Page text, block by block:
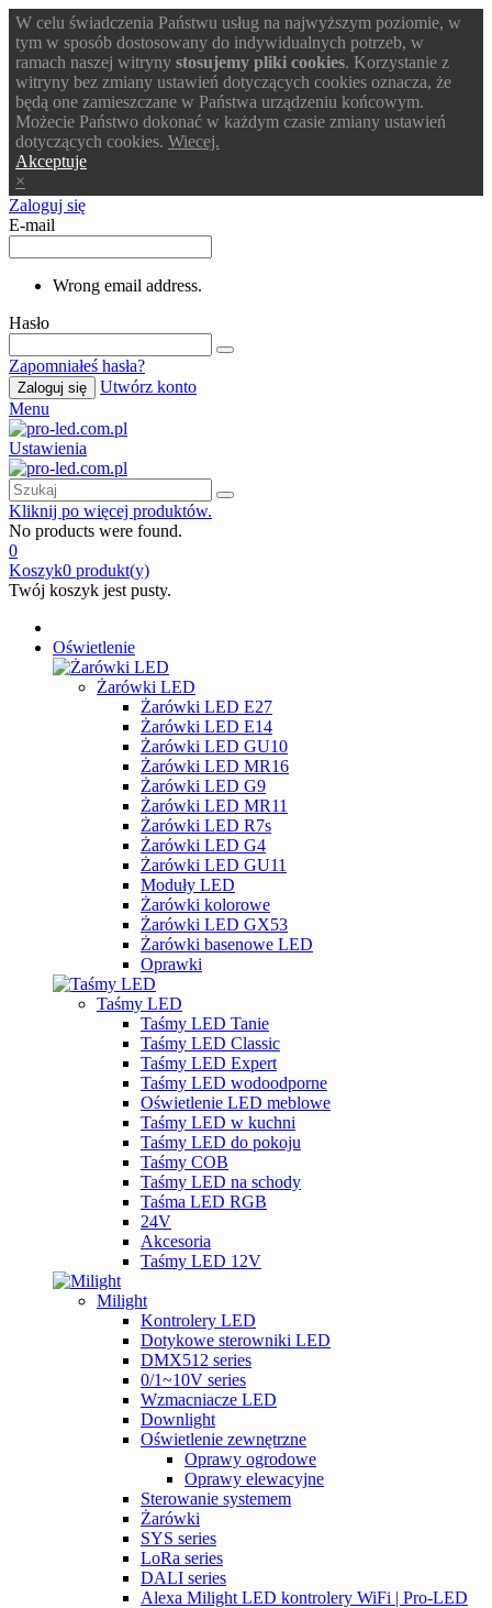
W celu świadczenia Państwu usług na najwyższym poziomie, w
tym w sposób dostosowany do indywidualnych potrzeb, w
ramach naszej witryny stosujemy pliki cookies. Korzystanie z
witryny bez zmiany ustawień dotyczących cookies oznacza, że
będą one zamieszczane w Państwa urządzeniu końcowym.
Możecie Państwo dokonać w każdym czasie zmiany ustawień
dotyczących cookies. Wiecej.
Akceptuje
×
Zaloguj się
E-mail
Wrong email address.
Hasło
Zapomniałeś hasła?
Zaloguj się
Utwórz konto
Menu
Ustawienia
Kliknij po więcej produktów.
No products were found.
0
Koszyk0 produkt(y)
Twój koszyk jest pusty.
Oświetlenie
Żarówki LED
Żarówki LED E27
Żarówki LED E14
Żarówki LED GU10
Żarówki LED MR16
Żarówki LED G9
Żarówki LED MR11
Żarówki LED R7s
Żarówki LED G4
Żarówki LED GU11
Moduły LED
Żarówki kolorowe
Żarówki LED GX53
Żarówki basenowe LED
Oprawki
Taśmy LED
Taśmy LED Tanie
Taśmy LED Classic
Taśmy LED Expert
Taśmy LED wodoodporne
Oświetlenie LED meblowe
Taśmy LED w kuchni
Taśmy LED do pokoju
Taśmy COB
Taśmy LED na schody
Taśma LED RGB
24V
Akcesoria
Taśmy LED 12V
Milight
Kontrolery LED
Dotykowe sterowniki LED
DMX512 series
0/1~10V series
Wzmacniacze LED
Downlight
Oświetlenie zewnętrzne
Oprawy ogrodowe
Oprawy elewacyjne
Sterowanie systemem
Żarówki
SYS series
LoRa series
DALI series
Alexa Milight LED kontrolery WiFi | Pro-LED